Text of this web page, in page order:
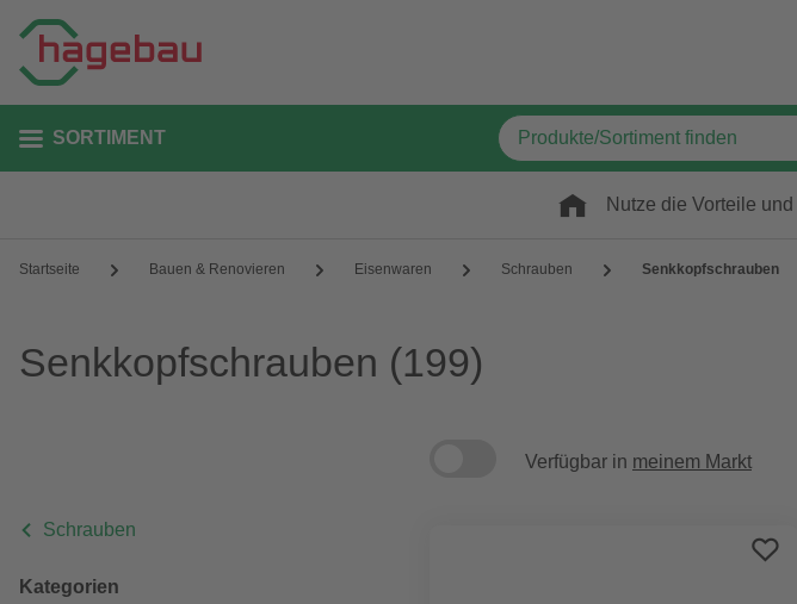
SORTIMENT
Nutze die Vorteile und
Startseite Bauen & Renovieren Eisenwaren Schrauben Senkkopfschrauben
Senkkopfschrauben (199)
Schrauben
Kategorien
Verfügbar in meinem Markt